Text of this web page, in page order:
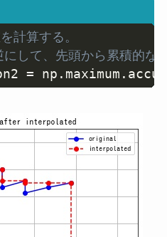
計算する。
て、先頭から累積的な
= np . maximum .